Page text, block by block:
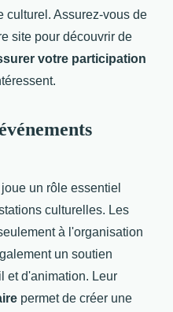
culturel. Assurez-vous de
site pour découvrir de
votre participation
joue un rôle essentiel
culturelles. Les
à l'organisation
un soutien
et d'animation. Leur
permet de créer une